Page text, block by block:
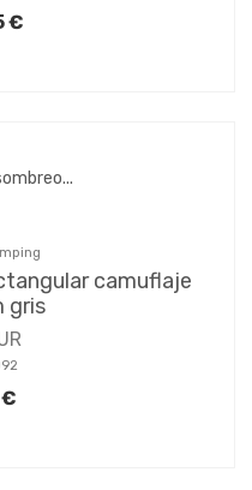
€
camuflaje
gris
€